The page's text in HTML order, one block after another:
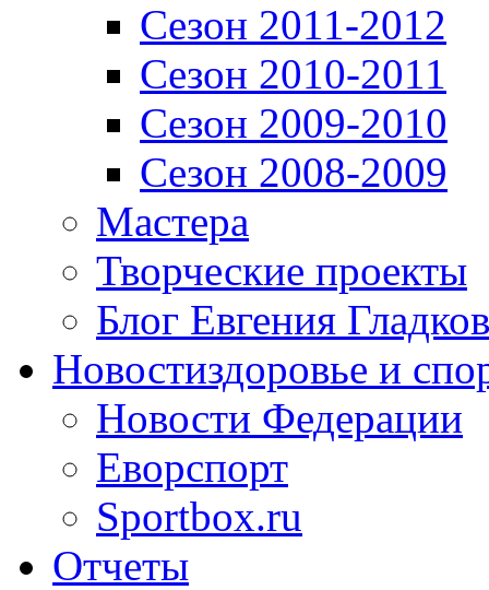
Сезон 2011-2012
Сезон 2010-2011
Сезон 2009-2010
Сезон 2008-2009
Мастера
Творческие проекты
Блог Евгения
Новостиздоровье и
Новости Федерации
Еворспорт
Sportbox.ru
Отчеты